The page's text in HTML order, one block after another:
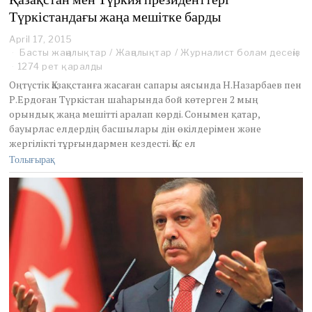
Түркістандағы жаңа мешітке барды
April 17, 2015
Басты жаңалықтар / Жаңалықтар / Журналист болам десеңіз
1274 рет қаралды
Оңтүстік Қазақстанға жасаған сапары аясында Н.Назарбаев пен
Р.Ердоған Түркістан шаһарында бой көтерген 2 мың
орындық жаңа мешітті аралап көрді. Сонымен қатар,
бауырлас елдердің басшылары дін өкілдерімен және
жергілікті тұрғындармен кездесті. Қос ел
Толығырақ